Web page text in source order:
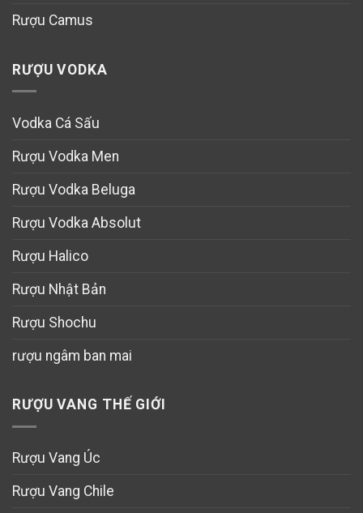
Rượu Camus
RƯỢU VODKA
Vodka Cá Sấu
Rượu Vodka Men
Rượu Vodka Beluga
Rượu Vodka Absolut
Rượu Halico
Rượu Nhật Bản
Rượu Shochu
rượu ngâm ban mai
RƯỢU VANG THẾ GIỚI
Rượu Vang Úc
Rượu Vang Chile